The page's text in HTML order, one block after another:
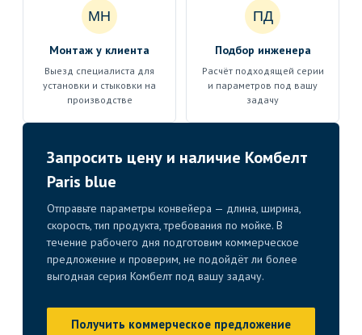
МН
Монтаж у клиента
Выезд специалиста для
установки и стыковки на
производстве
ПД
Подбор инженера
Расчёт подходящей серии
и параметров под вашу
задачу
Запросить цену и наличие Комбелт
Paris blue
Отправьте параметры конвейера — длина, ширина,
скорость, тип продукта, требования по мойке. В
течение рабочего дня подготовим коммерческое
предложение и проверим, не подойдёт ли более
выгодная серия Комбелт под вашу задачу.
Получить коммерческое предложение